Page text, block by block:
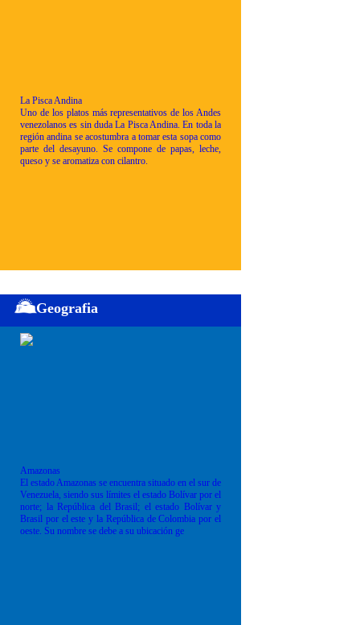
La Pisca Andina
Uno de los platos más representativos de los Andes
venezolanos es sin duda La Pisca Andina. En toda la
región andina se acostumbra a tomar esta sopa como
parte del desayuno. Se compone de papas, leche,
queso y se aromatiza con cilantro.
Geografia
Amazonas
El estado Amazonas se encuentra situado en el sur de
Venezuela, siendo sus límites el estado Bolívar por el
norte; la República del Brasil; el estado Bolívar y
Brasil por el este y la República de Colombia por el
oeste. Su nombre se debe a su ubicación ge